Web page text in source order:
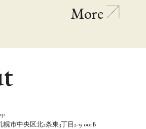
More
幌市中央区北2条東3丁目2-9 001B